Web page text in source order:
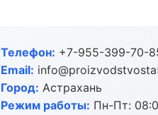
Телефон: +7-955-399-70-
Email:
Город: Астрахань
Режим работы: Пн-Пт: